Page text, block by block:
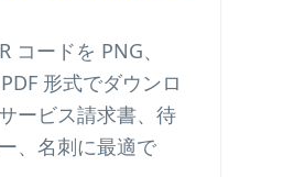
コードを PNG、
形式でダウンロ
ービス請求書、待
、名刺に最適で